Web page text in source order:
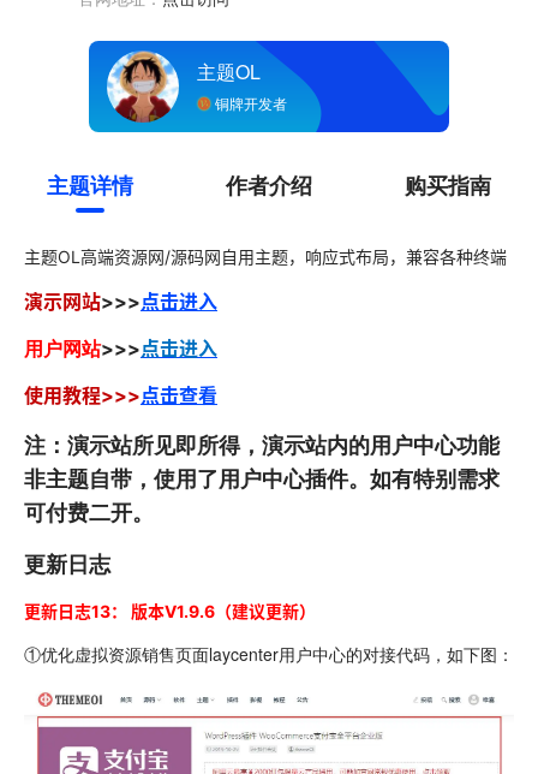
主题OL
铜牌开发者
主题详情 作者介绍 购买指南
主题OL高端资源网/源码网自用主题，响应式布局，兼容各种终端
演示网站>>>点击进入
用户网站>>>点击进入
使用教程>>>点击查看
注：演示站所见即所得，演示站内的用户中心功能
非主题自带，使用了用户中心插件。如有特别需求
可付费二开。
更新日志
更新日志13： 版本V1.9.6（建议更新）
①优化虚拟资源销售页面laycenter用户中心的对接代码，如下图：